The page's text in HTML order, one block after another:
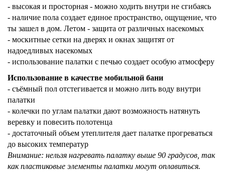
- высокая и просторная - можно ходить внутри не сгибаясь
- наличие пола создает единое пространство, ощущение, что
ты зашел в дом. Летом - защита от различных насекомых
- москитные сетки на дверях и окнах защитят от
надоедливых насекомых
- использование палатки с печью создает особую атмосферу
Использование в качестве мобильной бани
- съёмный пол отстегивается и можно лить воду внутри
палатки
- колечки по углам палатки дают возможность натянуть
веревку и повесить полотенца
- достаточный объем утеплителя дает палатке прогреваться
до высоких температур
Внимание: нельзя нагревать палатку выше 90 градусов, так
как пластиковые элементы палатки могут оплавиться.